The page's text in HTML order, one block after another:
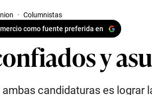
· Columnistas
como fuente preferida en
y
ambas candidaturas es lograr